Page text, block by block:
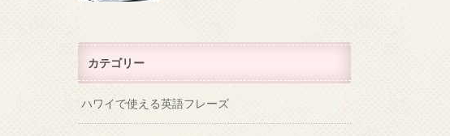
カテゴリー
ハワイで使える英語フレーズ